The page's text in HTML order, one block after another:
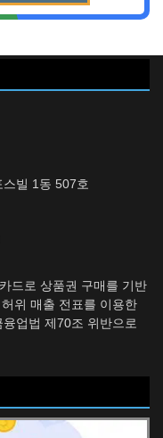
빌 1동 507호
드로 상품권 구매를 기반
위 매출 전표를 이용한
업법 제70조 위반으로